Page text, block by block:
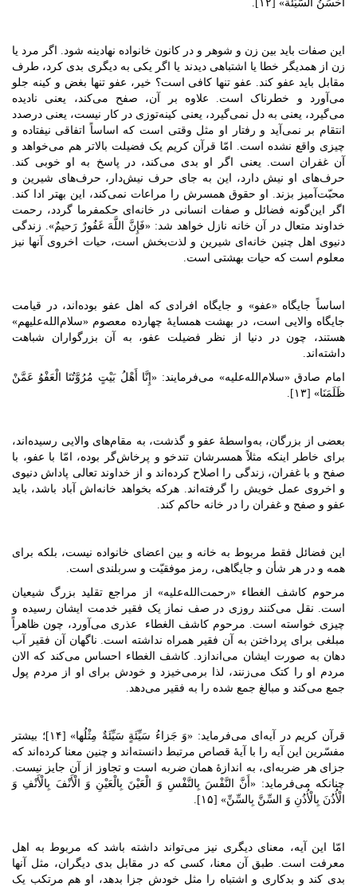
أَحْسَنُ السَّیِّئَة» [۱۲].
این صفات باید بین زن و شوهر و در کانون خانواده نهادینه شود. اگر مرد یا
زن از همدیگر خطا یا اشتباهی دیدند یا اگر یکی به دیگری بدی کرد، طرف
مقابل باید عفو کند. عفو تنها کافی است؟ خیر، عفو تنها بغض و کینه جلو
می‌آورد و خطرناک است. علاوه بر آن، صفح می‌کند، یعنی نادیده
می‌گیرد، یعنی به دل نمی‌گیرد، یعنی کینه‌توزی در کار نیست، یعنی درصدد
انتقام بر نمی‌آید و رفتار او مثل وقتی است که اساساً اتفاقی نیفتاده و
چیزی واقع نشده است. امّا قرآن کریم یک فضیلت بالاتر هم می‌خواهد و
آن غفران است. یعنی اگر او بدی می‌کند، در پاسخ به او خوبی کند.
حرف‌های او نیش دارد، این به جای حرف نیش‌دار، حرف‌های شیرین و
محبّت‌آمیز بزند. او حقوق همسرش را مراعات نمی‌کند، این بهتر ادا ‌کند.
اگر این‌گونه فضائل و صفات انسانی در خانه‌ای حکمفرما گردد، رحمت
خداوند متعال در آن خانه نازل خواهد شد: «فَإِنَّ اللَّهَ غَفُورٌ رَحیمٌ». زندگی
دنیوی اهل چنین خانه‌ای شیرین و لذت‌بخش است، حیات اخروی آنها نیز
معلوم است که حیات بهشتی است.
اساساً جایگاه «عفو» و جایگاه افرادی که اهل عفو بوده‌اند، در قیامت
جایگاه والایی است، در بهشت همسایۀ چهارده معصوم «سلام‌الله‌علیهم»
هستند، چون در دنیا از نظر فضیلت عفو، به آن بزرگواران شباهت
داشته‌اند.
امام صادق «سلام‌الله‌علیه» می‌فرمایند: «إِنَّا أَهْلُ بَیْتٍ مُرُوَّتُنَا الْعَفْوُ عَمَّنْ
ظَلَمَنَا» [۱۳].
بعضی از بزرگان، به‌واسطۀ عفو و گذشت، به مقام‌های والایی رسیده‌اند،
برای خاطر اینکه مثلاً همسرشان تندخو و پرخاش‌گر بوده، امّا با عفو، با
صفح و با غفران، زندگی را اصلاح کرده‌اند و از خداوند تعالی پاداش دنیوی
و اخروی عمل خویش را گرفته‌اند. هرکه بخواهد خانه‌اش آباد باشد، باید
عفو و صفح و غفران را در خانه حاکم کند.
این فضائل فقط مربوط به خانه و بین اعضای خانواده نیست، بلکه برای
همه و در هر شأن و جایگاهی، رمز موفقیّت و سربلندی است.
مرحوم کاشف الغطاء «رحمت‌الله‌علیه» از مراجع تقلید بزرگ شیعیان
است. نقل می‌کنند روزی در صف نماز یک فقیر خدمت ایشان رسیده و
چیزی خواسته است. مرحوم کاشف الغطاء عذری می‌آورد، چون ظاهراً
مبلغی برای پرداختن به آن فقیر همراه نداشته است. ناگهان آن فقیر آب
دهان به صورت ایشان می‌اندازد. کاشف الغطاء احساس می‌کند که الان
مردم او را کتک می‌زنند، لذا برمی‌خیزد و خودش برای او از مردم پول
جمع می‌کند و مبالغ جمع شده را به فقیر می‌دهد.
قرآن کریم در آیه‌ای می‌فرماید: «وَ جَزاءُ سَیِّئَةٍ سَیِّئَةٌ مِثْلُها» [۱۴]؛ بیشتر
مفسّرین این آیه را با آیۀ قصاص مرتبط دانسته‌اند و چنین معنا کرده‌اند که
جزای هر ضربه‌ای، به اندازۀ همان ضربه است و تجاوز از آن جایز نیست.
چنانکه می‌فرماید: «أَنَّ النَّفْسَ بِالنَّفْسِ وَ الْعَیْنَ بِالْعَیْنِ وَ الْأَنْفَ بِالْأَنْفِ وَ
الْأُذُنَ بِالْأُذُنِ وَ السِّنَّ بِالسِّنِّ» [۱۵].
امّا این آیه، معنای دیگری نیز می‌تواند داشته باشد که مربوط به اهل
معرفت است. طبق آن معنا، کسی که در مقابل بدی دیگران، مثل آنها
بدی کند و بدکاری و اشتباه را مثل خودش جزا بدهد، او هم مرتکب یک